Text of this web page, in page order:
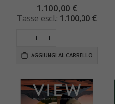
0%
1.100,00 €
1.100,00 €
AGGIUNGI AL CARRELLO